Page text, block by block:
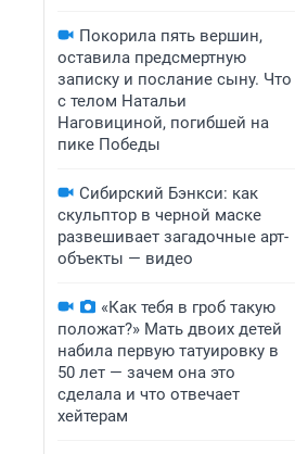
Покорила пять вершин,
оставила предсмертную
записку и послание сыну. Что
с телом Натальи
Наговициной, погибшей на
пике Победы
Сибирский Бэнкси: как
скульптор в черной маске
развешивает загадочные арт-
объекты — видео
«Как тебя в гроб такую
положат?» Мать двоих детей
набила первую татуировку в
50 лет — зачем она это
сделала и что отвечает
хейтерам